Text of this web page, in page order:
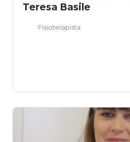
Teresa Basile
Fisioterapista